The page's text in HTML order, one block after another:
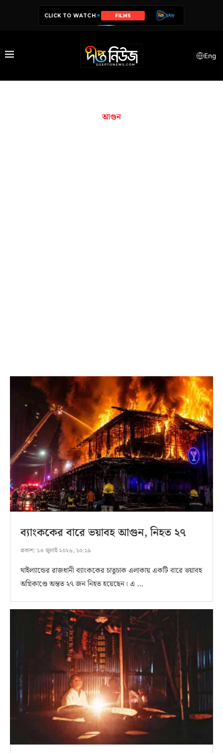
CLICK TO WATCH SERIES
Eng
আগুন
ব্যাংককের বারে ভয়াবহ আগুন, নিহত ২৭
প্রকাশ: ১৩ জুলাই ২০২৬, ১০:১৯
থাইল্যান্ডের রাজধানী ব্যাংককের চাতুচাক এলাকায় একটি বারে ভয়াবহ
অগ্নিকাণ্ডে অন্তত ২৭ জন নিহত হয়েছেন। এ …